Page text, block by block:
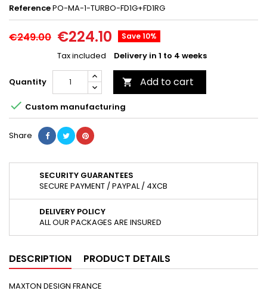
ReferencePO-MA-1-TURBO-FD1G+FD1RG
€249.00 €224.10 Save 10%
Tax included Delivery in 1 to 4 weeks
Quantity  Add to cart
 Custom manufacturing
Share
SECURITY GUARANTEES
SECURE PAYMENT / PAYPAL / 4XCB
DELIVERY POLICY
ALL OUR PACKAGES ARE INSURED
DESCRIPTION PRODUCT DETAILS
MAXTON DESIGN FRANCE